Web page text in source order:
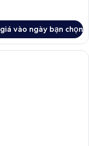
vào ngày bạn chọn
mật tại phòng, bàn, khu